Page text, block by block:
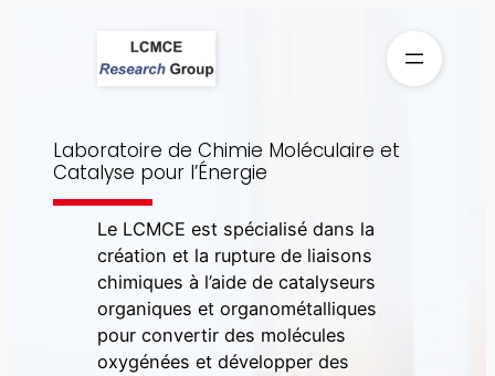
Laboratoire de Chimie Moléculaire et
Catalyse pour l’Énergie
Le LCMCE est spécialisé dans la
création et la rupture de liaisons
chimiques à l’aide de catalyseurs
organiques et organométalliques
pour convertir des molécules
oxygénées et développer des